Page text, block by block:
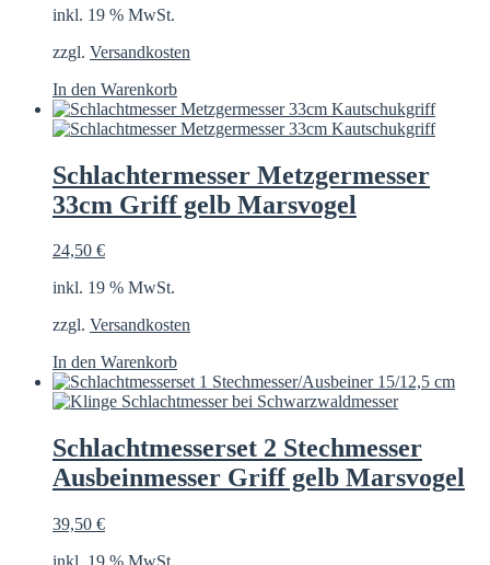
inkl. 19 % MwSt.
zzgl. Versandkosten
In den Warenkorb
Schlachtermesser Metzgermesser
33cm Griff gelb Marsvogel
24,50 €
inkl. 19 % MwSt.
zzgl. Versandkosten
In den Warenkorb
Schlachtmesserset 2 Stechmesser
Ausbeinmesser Griff gelb Marsvogel
39,50 €